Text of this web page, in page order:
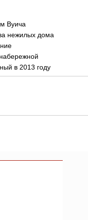
Вуича
нежилых дома
в 2013 году